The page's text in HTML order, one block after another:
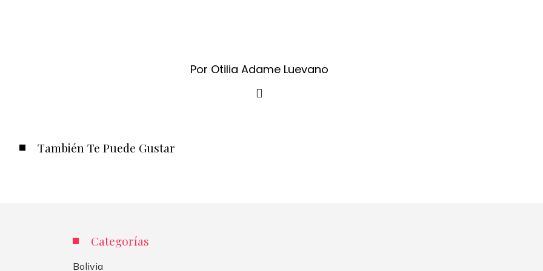
Por Otilia Adame Luevano
También Te Puede Gustar
Categorías
Bolivia